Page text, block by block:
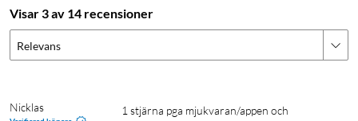
Visar 3 av 14 recensioner
Relevans
Nicklas
1 stjärna pga mjukvaran/appen och